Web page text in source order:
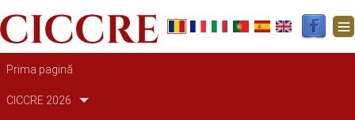
Main navigation
Prima pagină
CICCRE 2026